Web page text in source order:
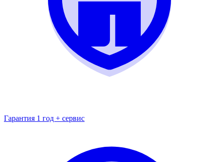
Гарантия 1 год + сервис